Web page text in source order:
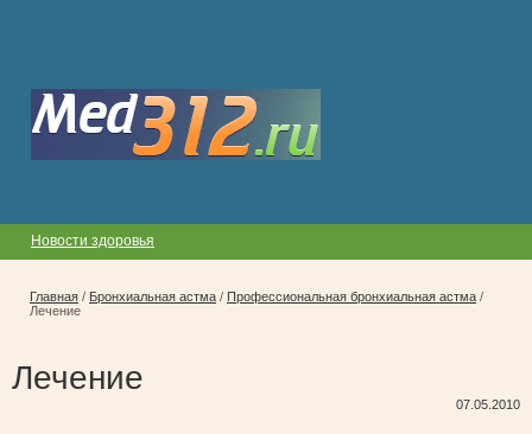
Новости здоровья
Главная / Бронхиальная астма / Профессиональная бронхиальная астма /
Лечение
Лечение
07.05.2010